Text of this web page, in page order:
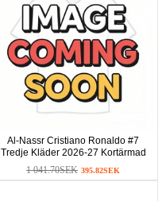
Al-Nassr Cristiano Ronaldo #7
Tredje Kläder 2026-27 Kortärmad
1 041.70SEK 395.82SEK